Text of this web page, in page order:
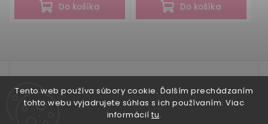
Tento web používa súbory cookie. Ďalším prechádzaním
tohto webu vyjadrujete súhlas s ich používaním. Viac
informácií tu.
Do košíka Do košíka
test